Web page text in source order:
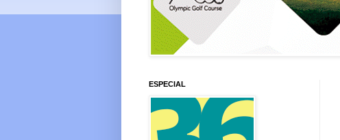
ESPECIAL